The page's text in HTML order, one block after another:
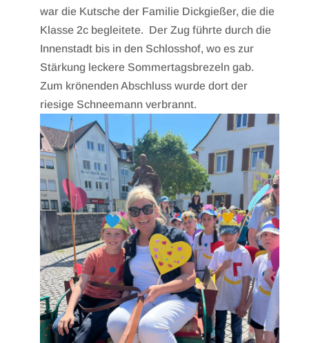
war die Kutsche der Familie Dickgießer, die die
Klasse 2c begleitete. Der Zug führte durch die
Innenstadt bis in den Schlosshof, wo es zur
Stärkung leckere Sommertagsbrezeln gab.
Zum krönenden Abschluss wurde dort der
riesige Schneemann verbrannt.